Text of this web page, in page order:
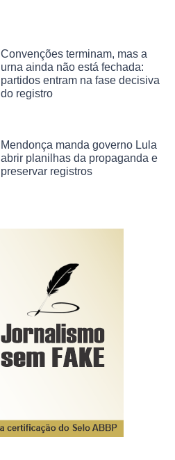
Convenções terminam, mas a
urna ainda não está fechada:
partidos entram na fase decisiva
do registro
Mendonça manda governo Lula
abrir planilhas da propaganda e
preservar registros